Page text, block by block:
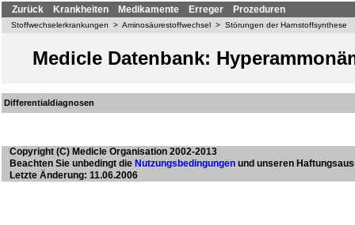
Zurück Krankheiten Medikamente Erreger Prozeduren
Stoffwechselerkrankungen > Aminosäurestoffwechsel > Störungen der Harnstoffsynthese
Medicle Datenbank:
Differentialdiagnosen
Copyright (C) Medicle Organisation 2002-2013
Beachten Sie unbedingt die Nutzungsbedingungen und unseren
Letzte Änderung: 11.06.2006